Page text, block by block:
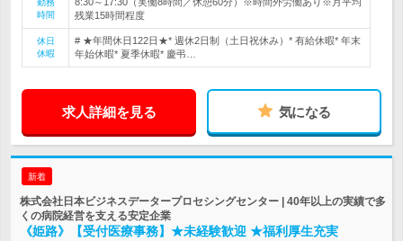
勤務
時間
残業15時間程度
休日
休暇
# ★年間休日122日★* 週休2日制（土日祝休み）* 有給休暇* 年末
年始休暇* 夏季休暇* 慶弔…
求人詳細を見る 気になる
新着
株式会社日本ビジネスデータープロセシングセンター | 40年以上の実績で多
くの病院経営を支える安定企業
《姫路》【受付医療事務】★未経験歓迎 ★福利厚生充実